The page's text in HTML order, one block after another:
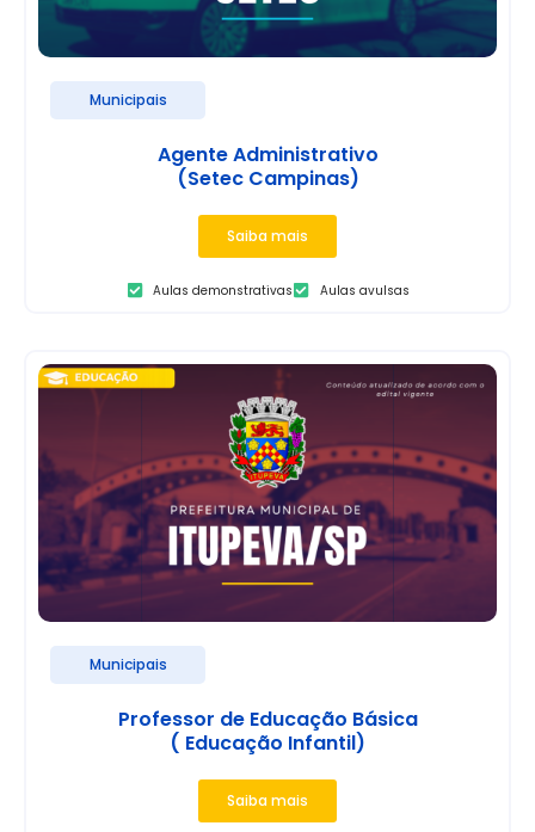
Municipais
Agente Administrativo
(Setec Campinas)
Saiba mais
Aulas demonstrativas Aulas avulsas
Municipais
Professor de Educação Básica
( Educação Infantil)
Saiba mais